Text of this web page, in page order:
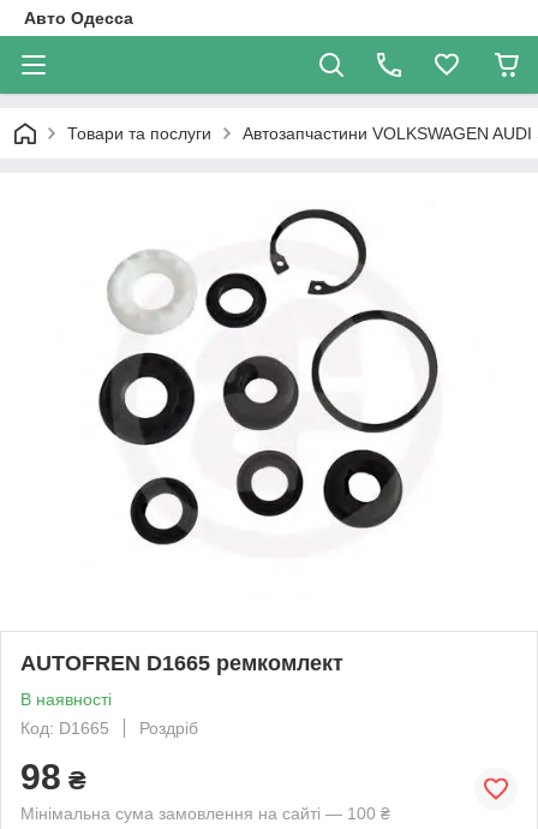
Авто Одесса
Товари та послуги Автозапчастини VOLKSWAGEN AUDI
AUTOFREN D1665 ремкомлект
В наявності
Код: D1665
Роздріб
98 ₴
Мінімальна сума замовлення на сайті — 100 ₴